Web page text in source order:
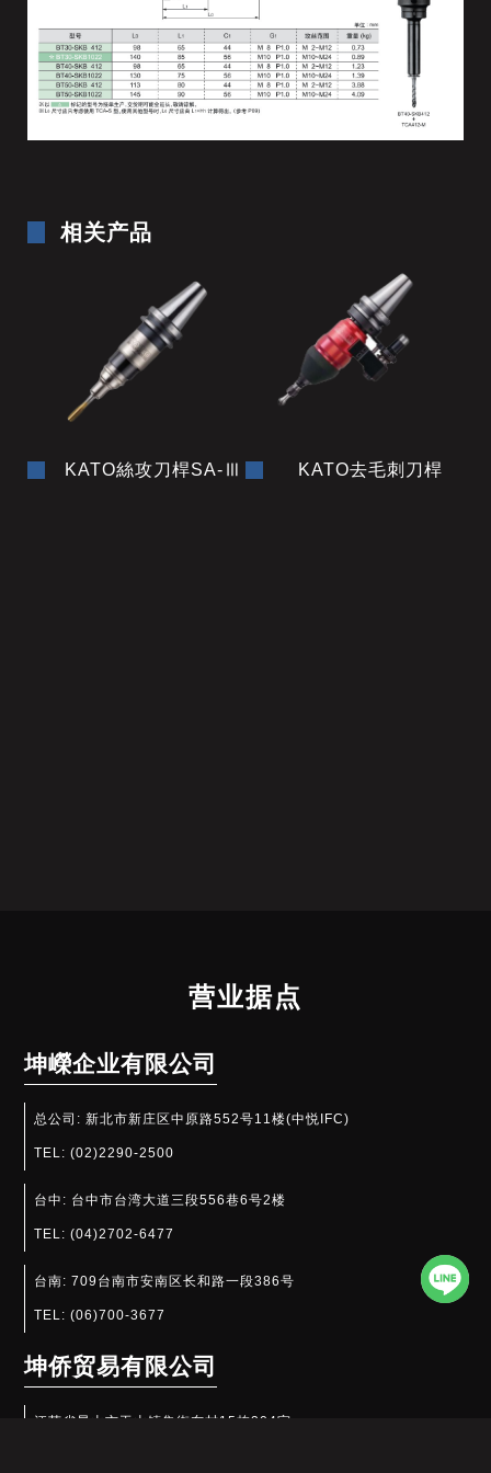
相关产品
KATO絲攻刀桿SA-Ⅲ KATO去毛刺刀桿
营业据点
坤嶸企业有限公司
总公司:新北市新庄区中原路552号11楼(中悦IFC)
TEL:(02)2290-2500
台中: 台中市台湾大道三段556巷6号2楼
TEL:(04)2702-6477
台南:709台南市安南区长和路一段386号
TEL:(06)700-3677
坤侨贸易有限公司
江苏省昆山市玉山镇集街东村15栋304室